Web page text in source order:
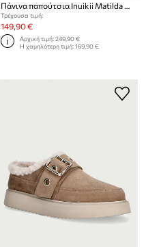
Πάνινα παπούτσια Inuikii Matilda Canvas Low
Τρέχουσα τιμή:
149,90 €
Αρχική τιμή:249,90 €
Η χαμηλότερη τιμή:169,90 €